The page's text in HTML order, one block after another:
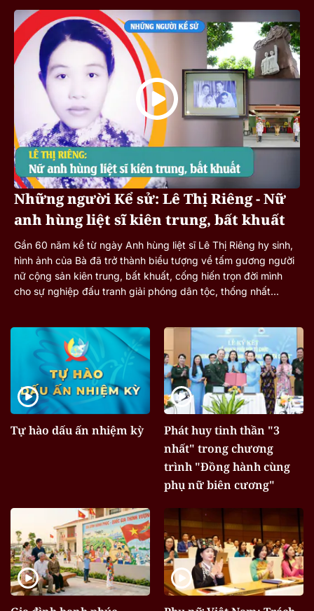
Những người Kể sử: Lê Thị Riêng - Nữ
anh hùng liệt sĩ kiên trung, bất khuất
Gần 60 năm kể từ ngày Anh hùng liệt sĩ Lê Thị Riêng hy sinh,
hình ảnh của Bà đã trở thành biểu tượng về tấm gương người
nữ cộng sản kiên trung, bất khuất, cống hiến trọn đời mình
cho sự nghiệp đấu tranh giải phóng dân tộc, thống nhất...
Tự hào dấu ấn nhiệm kỳ
Phát huy tinh thần "3
nhất" trong chương
trình "Đồng hành cùng
phụ nữ biên cương"